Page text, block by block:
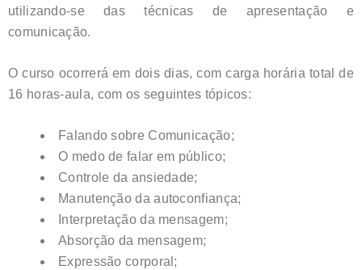
utilizando-se das técnicas de apresentação e
comunicação.
O curso ocorrerá em dois dias, com carga horária total de
16 horas-aula, com os seguintes tópicos:
Falando sobre Comunicação;
O medo de falar em público;
Controle da ansiedade;
Manutenção da autoconfiança;
Interpretação da mensagem;
Absorção da mensagem;
Expressão corporal;